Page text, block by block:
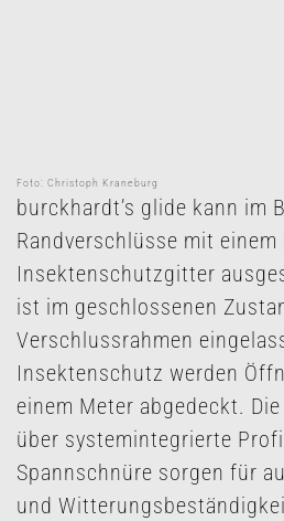
Foto: Christoph Kraneburg
burckhardt’s glide kann im
Randverschlüsse mit einem
Insektenschutzgitter
ist im geschlossenen
Verschlussrahmen
Insektenschutz werden
einem Meter abgedeckt.
über systemintegrierte
Spannschnüre sorgen für
und